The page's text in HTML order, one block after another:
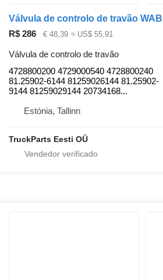
R$ 286 € 48,39 ≈ US$ 55,91
Válvula de controlo de travão
4728800200 4729000540 4728800240
81.25902-6144 81259026144 81.25902-
9144 81259029144 20734168...
Estónia, Tallinn
TruckParts Eesti OÜ